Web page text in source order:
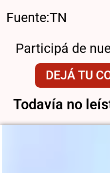
Fuente:TN
Participá de
DEJÁ TU
Todavía no